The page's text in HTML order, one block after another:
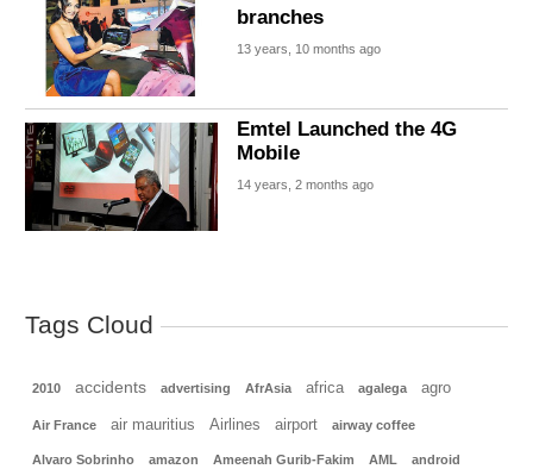
branches
13 years, 10 months ago
Emtel Launched the 4G
Mobile
14 years, 2 months ago
Tags Cloud
2010 accidents advertising AfrAsia africa agalega agro
Air France air mauritius Airlines airport airway coffee
Alvaro Sobrinho amazon Ameenah Gurib-Fakim AML android